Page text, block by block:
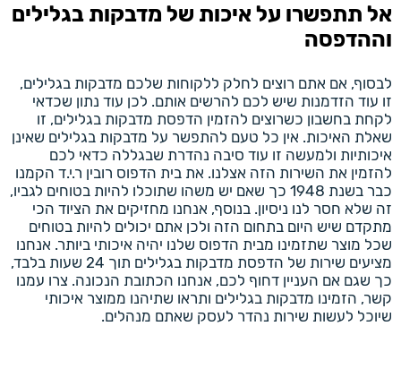
אל תתפשרו על איכות של מדבקות בגלילים
וההדפסה
לבסוף, אם אתם רוצים לחלק ללקוחות שלכם מדבקות בגלילים,
זו עוד הזדמנות שיש לכם להרשים אותם. לכן עוד נתון שכדאי
לקחת בחשבון כשרוצים להזמין הדפסת מדבקות בגלילים, זו
שאלת האיכות. אין כל טעם להתפשר על מדבקות בגלילים שאינן
איכותיות ולמעשה זו עוד סיבה נהדרת שבגללה כדאי לכם
להזמין את השירות הזה אצלנו. את בית הדפוס רובין ר.י.ד הקמנו
כבר בשנת 1948 כך שאם יש משהו שתוכלו להיות בטוחים לגביו,
זה שלא חסר לנו ניסיון. בנוסף, אנחנו מחזיקים את הציוד הכי
מתקדם שיש היום בתחום הזה ולכן אתם יכולים להיות בטוחים
שכל מוצר שתזמינו מבית הדפוס שלנו יהיה איכותי ביותר. אנחנו
מציעים שירות של הדפסת מדבקות בגלילים תוך 24 שעות בלבד,
כך שגם אם העניין דחוף לכם, אנחנו הכתובת הנכונה. צרו עמנו
קשר, הזמינו מדבקות בגלילים ותראו שתיהנו ממוצר איכותי
שיוכל לעשות שירות נהדר לעסק שאתם מנהלים.